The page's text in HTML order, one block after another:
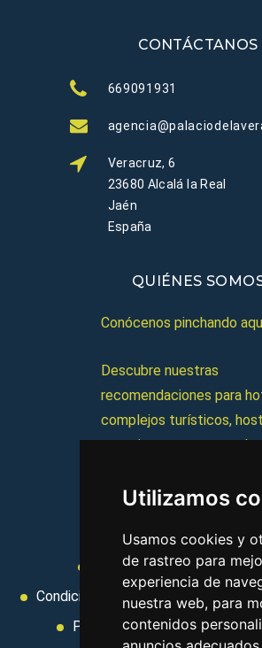
Utilizamos
Usamos cookies y
de rastreo para
experiencia de
nuestra web, para
contenidos
CONTÁCTANOS
669091931
Veracruz, 6
23680 Alcalá la Real
Jaén
España
QUIÉNES
Conócenos pinchando
Descubre nuestras
recomendaciones para
complejos turísticos,
vacaciones, paquetes de
Aviso legal
Condiciones Generales
Ley de
Política de privacidad